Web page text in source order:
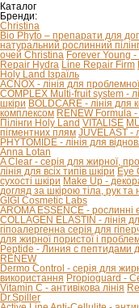
Каталог
Бренди:
Christina
Bio Phyto – препарати для
натуральний рослинний
очей Christina Forever Young
Repair Hydra Line Repair Firm
Holy Land Ізраїль
ACNOX - лінія для
COMPLEX Multi-fruit system -
шкіри BOLDCARE - лінія для
комплексом RENEW Formula -
Пілінги Holy Land VITALISE
пігментних плям JUVELAST -
PHYTOMIDE - лінія для
Anna Lotan
A Clear - серія для жирної,
лінія для всіх типів шкіри Eye
сухості шкіри Make Up -
догляд за шкірою тіла, рук та
GIGI Cosmetic Labs
AROMA ESSENCE - рослинні
COLLAGEN ELASTIN - лінія
гіпоалергенна серія для
для жирної пористої і
Peptide - Линия с пептидами
RENEW
Dermo Control - серія для
використання Propioguard -
Vitamin C - антивікова лінія
Dr.Spiller